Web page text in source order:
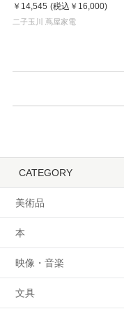
￥14,545 (税込 ￥16,000)
二子玉川 蔦屋家電
CATEGORY
美術品
本
映像・音楽
文具